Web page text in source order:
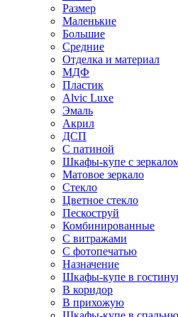
Размер
Маленькие
Большие
Средние
Отделка и материал
МДФ
Пластик
Alvic Luxe
Эмаль
Акрил
ДСП
С патиной
Шкафы-купе с
Матовое зеркало
Стекло
Цветное стекло
Пескоструй
Комбинированные
С витражами
С фотопечатью
Назначение
Шкафы-купе в
В коридор
В прихожую